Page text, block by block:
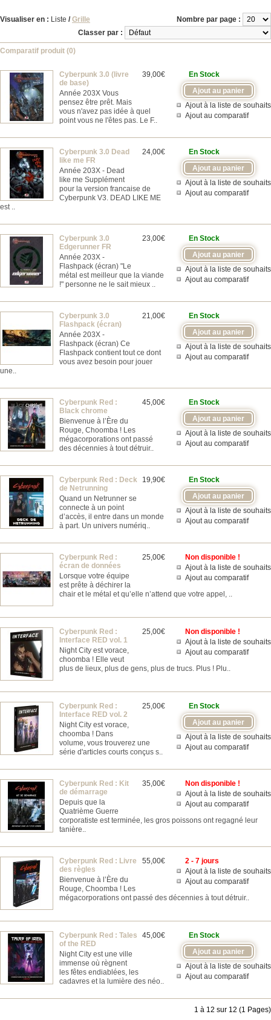
Visualiser en : Liste / Grille
Nombre par page :
Classer par :
Comparatif produit (0)
En Stock
Ajout à la liste de souhaits
Ajout au comparatif
39,00€
Cyberpunk 3.0 (livre
de base)
Année 203X Vous
pensez être prêt. Mais
vous n'avez pas idée à quel
point vous ne l'êtes pas. Le F..
En Stock
Ajout à la liste de souhaits
Ajout au comparatif
24,00€
Cyberpunk 3.0 Dead
like me FR
Année 203X - Dead
like me Supplément
pour la version francaise de
Cyberpunk V3. DEAD LIKE ME
est ..
En Stock
Ajout à la liste de souhaits
Ajout au comparatif
23,00€
Cyberpunk 3.0
Edgerunner FR
Année 203X -
Flashpack (écran) "Le
métal est meilleur que la viande
!" personne ne le sait mieux ..
En Stock
Ajout à la liste de souhaits
Ajout au comparatif
21,00€
Cyberpunk 3.0
Flashpack (écran)
Année 203X -
Flashpack (écran) Ce
Flashpack contient tout ce dont
vous avez besoin pour jouer
une..
En Stock
Ajout à la liste de souhaits
Ajout au comparatif
45,00€
Cyberpunk Red :
Black chrome
Bienvenue à l’Ère du
Rouge, Choomba ! Les
mégacorporations ont passé
des décennies à tout détruir..
En Stock
Ajout à la liste de souhaits
Ajout au comparatif
19,90€
Cyberpunk Red : Deck
de Netrunning
Quand un Netrunner se
connecte à un point
d’accès, il entre dans un monde
à part. Un univers numériq..
Non disponible !
Ajout à la liste de souhaits
Ajout au comparatif
25,00€
Cyberpunk Red :
écran de données
Lorsque votre équipe
est prête à déchirer la
chair et le métal et qu’elle n’attend que votre appel, ..
Non disponible !
Ajout à la liste de souhaits
Ajout au comparatif
25,00€
Cyberpunk Red :
Interface RED vol. 1
Night City est vorace,
choomba ! Elle veut
plus de lieux, plus de gens, plus de trucs. Plus ! Plu..
En Stock
Ajout à la liste de souhaits
Ajout au comparatif
25,00€
Cyberpunk Red :
Interface RED vol. 2
Night City est vorace,
choomba ! Dans
volume, vous trouverez une
série d'articles courts conçus s..
Non disponible !
Ajout à la liste de souhaits
Ajout au comparatif
35,00€
Cyberpunk Red : Kit
de démarrage
Depuis que la
Quatrième Guerre
corporatiste est terminée, les gros poissons ont regagné leur
tanière..
2 - 7 jours
Ajout à la liste de souhaits
Ajout au comparatif
55,00€
Cyberpunk Red : Livre
des règles
Bienvenue à l’Ère du
Rouge, Choomba ! Les
mégacorporations ont passé des décennies à tout détruir..
En Stock
Ajout à la liste de souhaits
Ajout au comparatif
45,00€
Cyberpunk Red : Tales
of the RED
Night City est une ville
immense où règnent
les fêtes endiablées, les
cadavres et la lumière des néo..
1 à 12 sur 12 (1 Pages)